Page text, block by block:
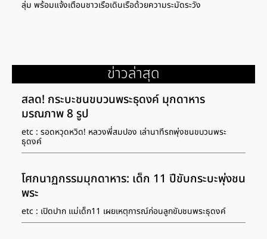
ลุ่ม พร้อมแจ้งเตือนชาวเรือเดินเรือด้วยความระมัดระวัง
ข่าวล่าสุด
สลด! กระบะชนขบวนพระธุดงค์ มุกดาหาร
มรณภาพ 8 รูป
etc : รอดหวุดหวิด! หลวงพี่สมปอง เล่านาทีรถพุ่งชนขบวนพระ
ธุดงค์
โศกนาฏกรรมมุกดาหาร: เด็ก 11 ปีขับกระบะพุ่งชน
พระ
etc : เปิดปาก แม่เด็ก11 เผยเหตุการณ์ก่อนลูกขับชนพระธุดงค์